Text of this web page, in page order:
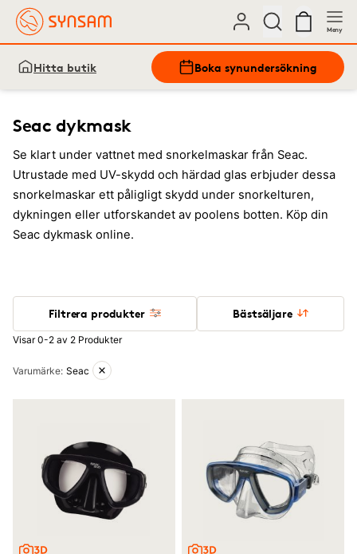
Meny
Hitta butik Boka synundersökning
Seac dykmask
Se klart under vattnet med snorkelmaskar från Seac.
Utrustade med UV-skydd och härdad glas erbjuder dessa
snorkelmaskar ett påligligt skydd under snorkelturen,
dykningen eller utforskandet av poolens botten. Köp din
Seac dykmask online.
Filtrera produkter Bästsäljare
Visar 0-2 av 2 Produkter
Aktiva filter
Varumärke: Seac